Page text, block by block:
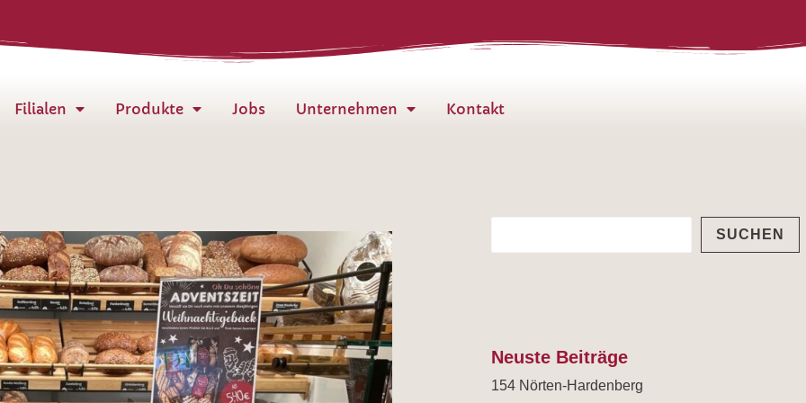
Filialen Produkte Jobs Unternehmen Kontakt
u
h
SUCHEN
Neuste Beiträge
154 Nörten-Hardenberg